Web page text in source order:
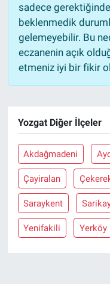
sadece
beklenmedik
gelemeyebilir. Bu
eczanenin açık
etmeniz iyi bir fikir
Yozgat Diğer İlçeler
Akdağmadeni
Çayiralan
Saraykent
Yenifakili Yerköy